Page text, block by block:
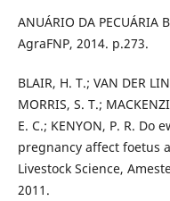
ANUÁRIO DA PECUÁRIA
AgraFNP, 2014. p.273.
BLAIR, H. T.; VAN DER
MORRIS, S. T.;
E. C.; KENYON, P. R.
pregnancy affect foetus
Livestock Science,
2011.